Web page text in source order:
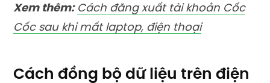
Xem thêm: Cách đăng xuất tài khoản Cốc
Cốc sau khi mất laptop, điện thoại
Cách đồng bộ dữ liệu trên điện